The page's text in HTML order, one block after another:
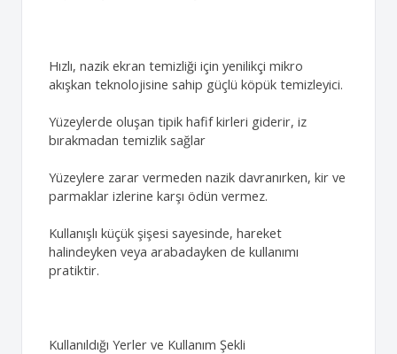
Hızlı, nazik ekran temizliği için yenilikçi mikro
akışkan teknolojisine sahip güçlü köpük temizleyici.
Yüzeylerde oluşan tipik hafif kirleri giderir, iz
bırakmadan temizlik sağlar
Yüzeylere zarar vermeden nazik davranırken, kir ve
parmaklar izlerine karşı ödün vermez.
Kullanışlı küçük şişesi sayesinde, hareket
halindeyken veya arabadayken de kullanımı
pratiktir.
Kullanıldığı Yerler ve Kullanım Şekli